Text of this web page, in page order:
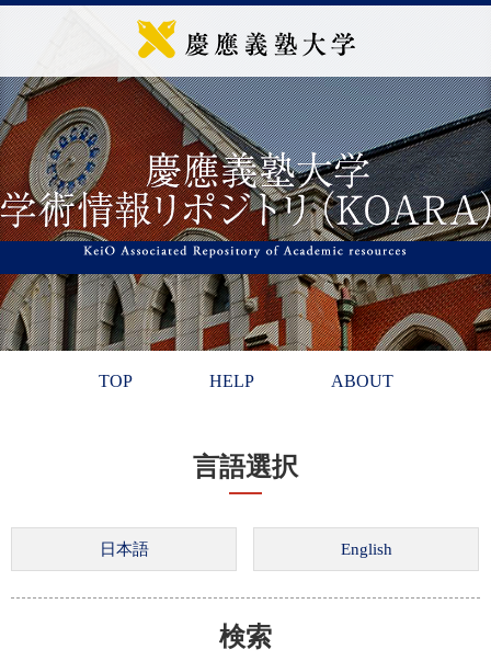
TOP HELP ABOUT
言語選択
検索